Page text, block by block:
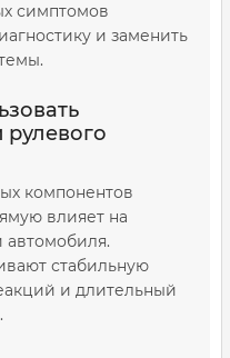
симптомов
и заменить
рулевого
компонентов
влияет на
автомобиля.
стабильную
и длительный